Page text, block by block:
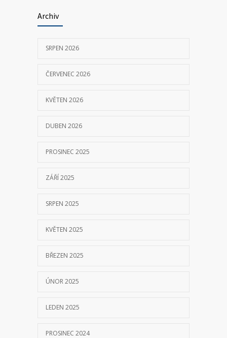
11 ČERVNA, 2018
Archiv
SRPEN 2026
ČERVENEC 2026
KVĚTEN 2026
DUBEN 2026
PROSINEC 2025
ZÁŘÍ 2025
SRPEN 2025
KVĚTEN 2025
BŘEZEN 2025
ÚNOR 2025
LEDEN 2025
PROSINEC 2024